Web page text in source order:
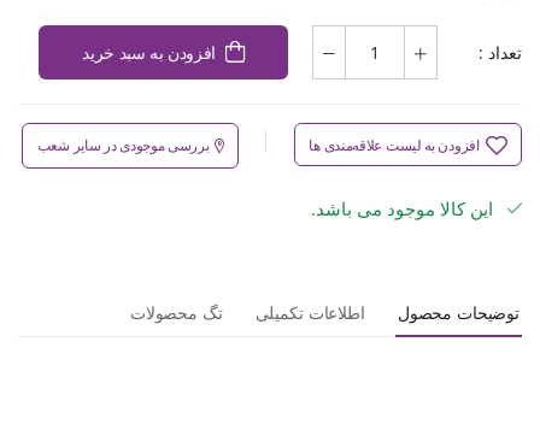
تعداد : افزودن به سبد خرید
افزودن به لیست علاقه‌مندی ها بررسی موجودی در سایر شعب
این کالا موجود می باشد.
توضیحات محصول اطلاعات تکمیلی تگ محصولات